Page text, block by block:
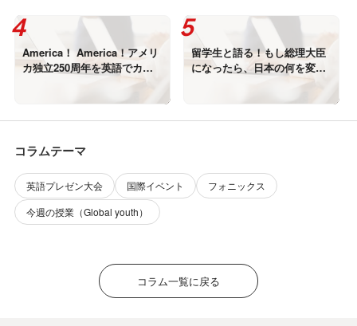
America！ America！アメリ
カ独立250周年を英語でカバ
留学生と語る！もし総理大臣
になったら、日本の何を変え
コラムテーマ
英語プレゼン大会 国際イベント
フォニックス
今週の授業（Global youth）
コラム一覧に戻る